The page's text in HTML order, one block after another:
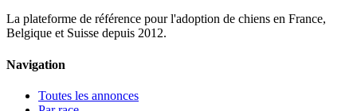
La plateforme de référence pour l'adoption de chiens en France,
Belgique et Suisse depuis 2012.
Navigation
Toutes les annonces